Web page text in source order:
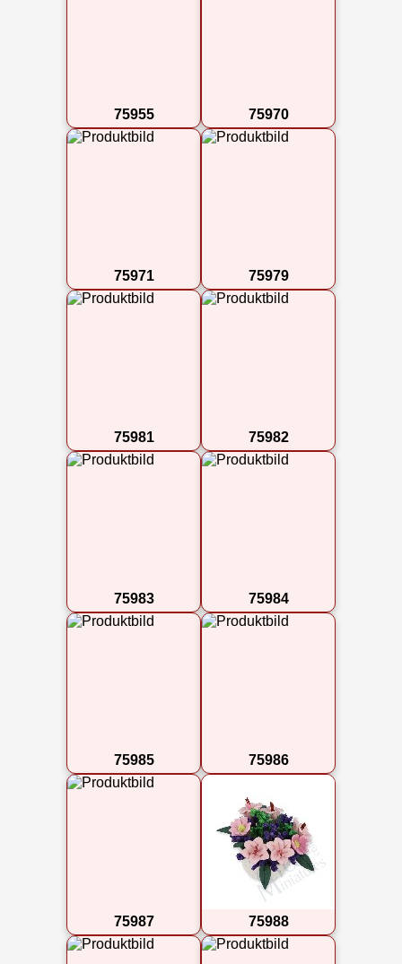
75955 75970
75971 75979
75981 75982
75983 75984
75985 75986
75987 75988